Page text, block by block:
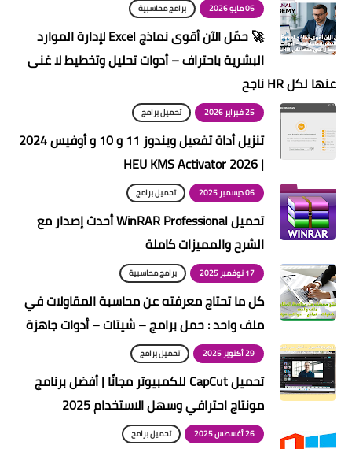
06 مايو 2026 برامج محاسبية
🚀 حمّل الآن أقوى نماذج Excel لإدارة الموارد
البشرية باحتراف – أدوات تحليل وتخطيط لا غنى
عنها لكل HR ناجح
25 فبراير 2026 تحميل برامج
تنزيل أداة تفعيل ويندوز 11 و 10 و أوفيس 2024
| HEU KMS Activator 2026
06 ديسمبر 2025 تحميل برامج
تحميل WinRAR Professional أحدث إصدار مع
الشرح والمميزات كاملة
17 نوفمبر 2025 برامج محاسبية
كل ما تحتاج معرفته عن محاسبة المقاولات في
ملف واحد : حمل برامج – شيتات – أدوات جاهزة
29 أكتوبر 2025 تحميل برامج
تحميل CapCut للكمبيوتر مجانًا | أفضل برنامج
مونتاج احترافي وسهل الاستخدام 2025
26 أغسطس 2025 تحميل برامج